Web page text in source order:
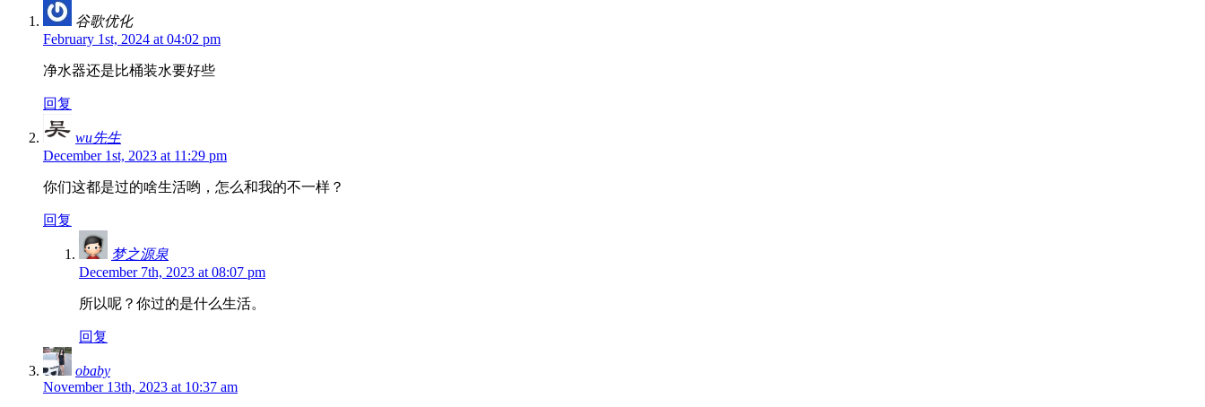
谷歌优化
February 1st, 2024 at 04:02 pm
净水器还是比桶装水要好些
回复
wu先生
December 1st, 2023 at 11:29 pm
你们这都是过的啥生活哟，怎么和我的不一样？
回复
梦之源泉
December 7th, 2023 at 08:07 pm
所以呢？你过的是什么生活。
回复
obaby
November 13th, 2023 at 10:37 am